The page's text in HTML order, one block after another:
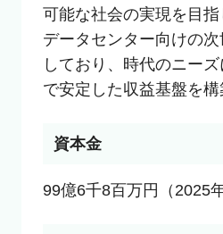
可能な社会の実現を目
データセンター向けの
しており、時代のニー
で安定した収益基盤を構
資本金
99億6千8百万円（2025